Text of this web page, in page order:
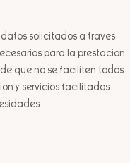
datos solicitados a través
para la prestación
de que no se faciliten todos
y servicios facilitados